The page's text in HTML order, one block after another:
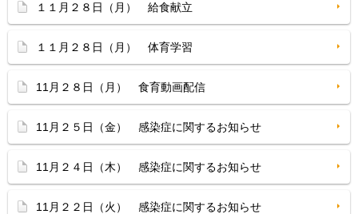
１１月２８日（月） 給食献立
１１月２８日（月） 体育学習
11月２８日（月） 食育動画配信
11月２５日（金） 感染症に関するお知らせ
11月２４日（木） 感染症に関するお知らせ
11月２２日（火） 感染症に関するお知らせ